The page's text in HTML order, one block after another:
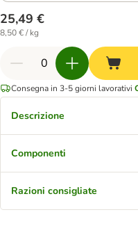
25,49 €
8,50 € / kg
Consegna in 3-5 giorni lavorativi
Descrizione
Componenti
Razioni consigliate